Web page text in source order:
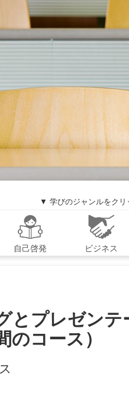
▼ 学びのジャンルをクリ
自己啓発 ビジネス
とプレゼンテ
コース）